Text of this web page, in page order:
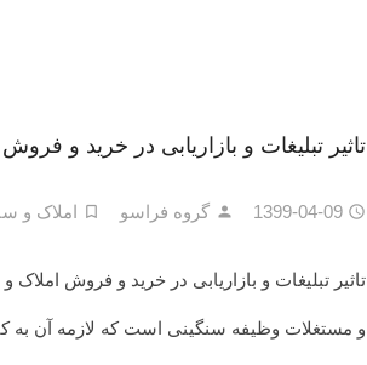
تاثیر تبلیغات و بازاریابی در خرید و
1399-04-09 گروه فراسو املاک و
تاثیر تبلیغات و بازاریابی در خرید و فروش
و مستغلات وظیفه سنگینی است که لازمه آن به